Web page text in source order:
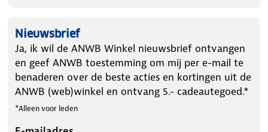
Nieuwsbrief
Ja, ik wil de ANWB Winkel nieuwsbrief ontvangen
en geef ANWB toestemming om mij per e-mail te
benaderen over de beste acties en kortingen uit de
ANWB (web)winkel en ontvang 5.- cadeautegoed.*
*Alleen voor leden